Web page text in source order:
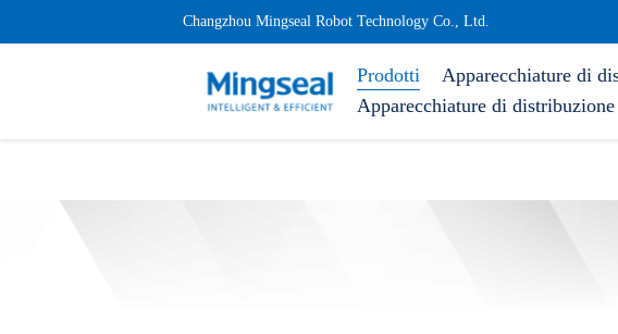
Changzhou Mingseal Robot Technology Co., Ltd.
Prodotti
Apparecchiature di
Apparecchiature di distribuzione